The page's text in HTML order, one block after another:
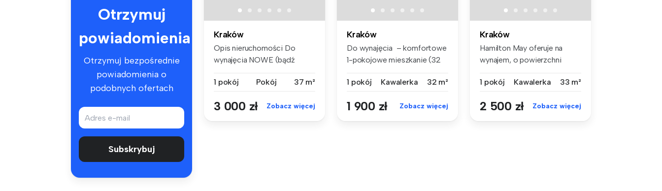
Otrzymuj
powiadomienia
Otrzymuj bezpośrednie
powiadomienia o
podobnych ofertach
Subskrybuj
Kraków
Opis nieruchomości Do
wynajęcia NOWE (bądź
1 pokój
Pokój 37 m²
3 000 zł Zobacz więcej
Kraków
Do wynajęcia – komfortowe
1-pokojowe mieszkanie (32
1 pokój
Kawalerka 32 m²
1 900 zł Zobacz więcej
Kraków
Hamilton May oferuje na
wynajem, o powierzchni
1 pokój
Kawalerka 33 m²
2 500 zł Zobacz więcej